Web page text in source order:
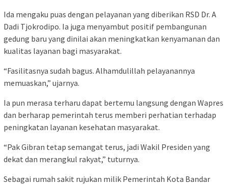
Ida mengaku puas dengan pelayanan yang diberikan RSD Dr. A
Dadi Tjokrodipo. Ia juga menyambut positif pembangunan
gedung baru yang dinilai akan meningkatkan kenyamanan dan
kualitas layanan bagi masyarakat.
“Fasilitasnya sudah bagus. Alhamdulillah pelayanannya
memuaskan,” ujarnya.
Ia pun merasa terharu dapat bertemu langsung dengan Wapres
dan berharap pemerintah terus memberi perhatian terhadap
peningkatan layanan kesehatan masyarakat.
“Pak Gibran tetap semangat terus, jadi Wakil Presiden yang
dekat dan merangkul rakyat,” tuturnya.
Sebagai rumah sakit rujukan milik Pemerintah Kota Bandar